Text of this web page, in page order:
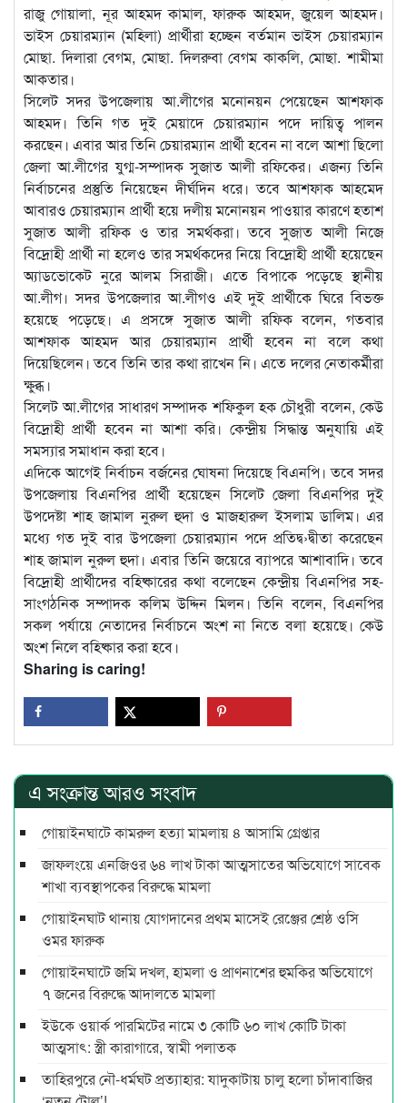
রাজু গোয়ালা, নূর আহমদ কামাল, ফারুক আহমদ, জুয়েল আহমদ।
ভাইস চেয়ারম্যান (মহিলা) প্রার্থীরা হচ্ছেন বর্তমান ভাইস চেয়ারম্যান
মোছা. দিলারা বেগম, মোছা. দিলরুবা বেগম কাকলি, মোছা. শামীমা
আকতার।
সিলেট সদর উপজেলায় আ.লীগের মনোনয়ন পেয়েছেন আশফাক
আহমদ। তিনি গত দুই মেয়াদে চেয়ারম্যান পদে দায়িত্ব পালন
করছেন। এবার আর তিনি চেয়ারম্যান প্রার্থী হবেন না বলে আশা ছিলো
জেলা আ.লীগের যুগ্ম-সম্পাদক সুজাত আলী রফিকের। এজন্য তিনি
নির্বাচনের প্রস্তুতি নিয়েছেন দীর্ঘদিন ধরে। তবে আশফাক আহমেদ
আবারও চেয়ারম্যান প্রার্থী হয়ে দলীয় মনোনয়ন পাওয়ার কারণে হতাশ
সুজাত আলী রফিক ও তার সমর্থকরা। তবে সুজাত আলী নিজে
বিদ্রোহী প্রার্থী না হলেও তার সমর্থকদের নিয়ে বিদ্রোহী প্রার্থী হয়েছেন
অ্যাডভোকেট নুরে আলম সিরাজী। এতে বিপাকে পড়েছে স্থানীয়
আ.লীগ। সদর উপজেলার আ.লীগও এই দুই প্রার্থীকে ঘিরে বিভক্ত
হয়েছে পড়েছে। এ প্রসঙ্গে সুজাত আলী রফিক বলেন, গতবার
আশফাক আহমদ আর চেয়ারম্যান প্রার্থী হবেন না বলে কথা
দিয়েছিলেন। তবে তিনি তার কথা রাখেন নি। এতে দলের নেতাকর্মীরা
ক্ষুব্ধ।
সিলেট আ.লীগের সাধারণ সম্পাদক শফিকুল হক চৌধুরী বলেন, কেউ
বিদ্রোহী প্রার্থী হবেন না আশা করি। কেন্দ্রীয় সিদ্ধান্ত অনুযায়ি এই
সমস্যার সমাধান করা হবে।
এদিকে আগেই নির্বাচন বর্জনের ঘোষনা দিয়েছে বিএনপি। তবে সদর
উপজেলায় বিএনপির প্রার্থী হয়েছেন সিলেট জেলা বিএনপির দুই
উপদেষ্টা শাহ জামাল নুরুল হুদা ও মাজহারুল ইসলাম ডালিম। এর
মধ্যে গত দুই বার উপজেলা চেয়ারম্যান পদে প্রতিদ্ব›দ্বীতা করেছেন
শাহ জামাল নুরুল হুদা। এবার তিনি জয়েরে ব্যাপরে আশাবাদি। তবে
বিদ্রোহী প্রার্থীদের বহিষ্কারের কথা বলেছেন কেন্দ্রীয় বিএনপির সহ-
সাংগঠনিক সম্পাদক কলিম উদ্দিন মিলন। তিনি বলেন, বিএনপির
সকল পর্যায়ে নেতাদের নির্বাচনে অংশ না নিতে বলা হয়েছে। কেউ
অংশ নিলে বহিষ্কার করা হবে।
Sharing is caring!
এ সংক্রান্ত আরও সংবাদ
গোয়াইনঘাটে কামরুল হত্যা মামলায় ৪ আসামি গ্রেপ্তার
জাফলংয়ে এনজিওর ৬৪ লাখ টাকা আত্মসাতের অভিযোগে সাবেক
শাখা ব্যবস্থাপকের বিরুদ্ধে মামলা
গোয়াইনঘাট থানায় যোগদানের প্রথম মাসেই রেঞ্জের শ্রেষ্ঠ ওসি
ওমর ফারুক
গোয়াইনঘাটে জমি দখল, হামলা ও প্রাণনাশের হুমকির অভিযোগে
৭ জনের বিরুদ্ধে আদালতে মামলা
ইউকে ওয়ার্ক পারমিটের নামে ৩ কোটি ৬০ লাখ কোটি টাকা
আত্মসাৎ: স্ত্রী কারাগারে, স্বামী পলাতক
তাহিরপুরে নৌ-ধর্মঘট প্রত্যাহার: যাদুকাটায় চালু হলো চাঁদাবাজির